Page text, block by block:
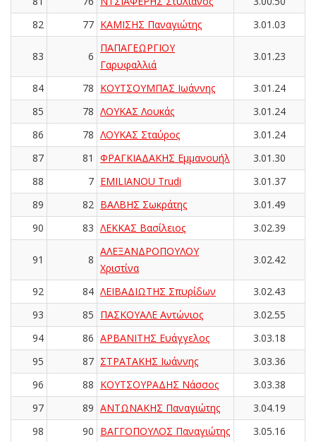
82
77 ΚΑΜΙΣΗΣ Παναγιώτης 3.01.03
83 6
ΠΑΠΑΓΕΩΡΓΙΟΥ
Γαρυφαλλιά
3.01.23
84 78 ΚΟΥΤΣΟΥΜΠΑΣ Ιωάννης
3.01.24
85
78 ΛΟΥΚΑΣ Λουκάς
3.01.24
86
78 ΛΟΥΚΑΣ Σταύρος
3.01.24
87
81 ΦΡΑΓΚΙΑΔΑΚΗΣ Εμμανουήλ
3.01.30
88
7 EMILIANOU Trudi
3.01.37
89
82 ΒΑΛΒΗΣ Σωκράτης
3.01.49
90
83 ΛΕΚΚΑΣ Βασίλειος 3.02.39
91 8
ΑΛΕΞΑΝΔΡΟΠΟΥΛΟΥ
Χριστίνα
3.02.42
92 84 ΛΕΙΒΑΔΙΩΤΗΣ Σπυρίδων
3.02.43
93
85 ΠΑΣΚΟΥΑΛΕ Αντώνιος
3.02.55
94
86 ΑΡΒΑΝΙΤΗΣ Ευάγγελος
3.03.18
95
87 ΣΤΡΑΤΑΚΗΣ Ιωάννης
3.03.36
96
88 ΚΟΥΤΣΟΥΡΑΔΗΣ Νάσσος
3.03.38
97
89 ΑΝΤΩΝΑΚΗΣ Παναγιώτης
3.04.19
98
90 ΒΑΓΓΟΠΟΥΛΟΣ Παναγιώτης
3.05.16